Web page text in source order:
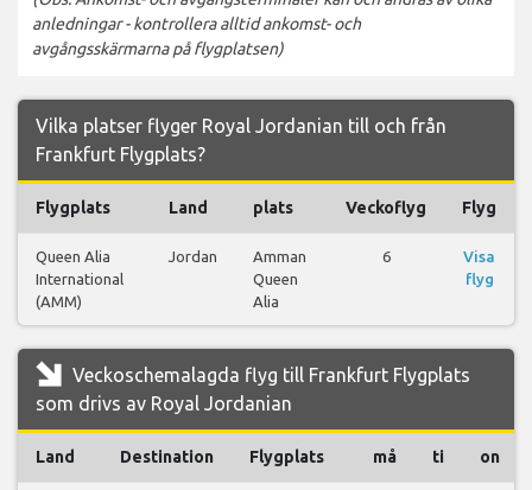
anledningar - kontrollera alltid ankomst- och
avgångsskärmarna på flygplatsen)
Vilka platser flyger Royal Jordanian till och från
Frankfurt Flygplats?
Flygplats Land plats Veckoflyg Flyg
Queen Alia
International
(AMM)
Jordan
Amman
Queen
Alia
6
Visa
flyg
Veckoschemalagda flyg till Frankfurt Flygplats
som drivs av Royal Jordanian
Land Destination Flygplats må ti on